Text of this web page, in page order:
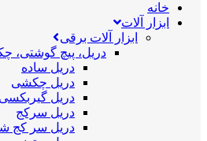
خانه
ابزار آلات
ابزار آلات برقی
دریل، پیچ گوشتی،
دریل ساده
دریل چکشی
دریل گیربکسی
دریل سرکج
دریل سر کج